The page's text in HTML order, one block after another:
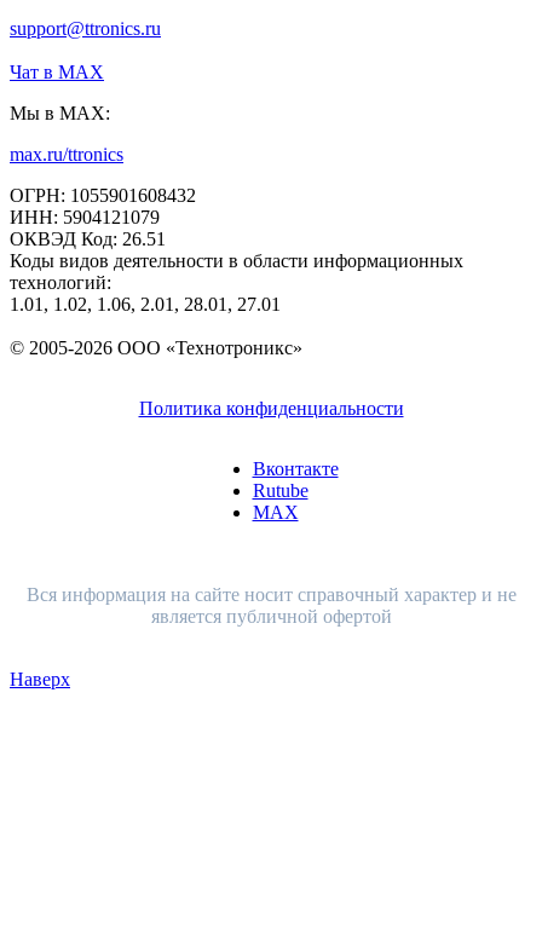
support@ttronics.ru
Чат в МАХ
Мы в MAX:
max.ru/ttronics
ОГРН: 1055901608432
ИНН: 5904121079
ОКВЭД Код: 26.51
Коды видов деятельности в области информационных
технологий:
1.01, 1.02, 1.06, 2.01, 28.01, 27.01
© 2005-2026 ООО «Технотроникс»
Политика конфиденциальности
Вконтакте
Rutube
MAX
Вся информация на сайте носит справочный характер и не
является публичной офертой
Наверх